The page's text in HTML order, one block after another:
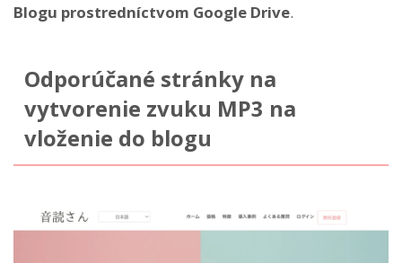
Blogu prostredníctvom Google Drive.
Odporúčané stránky na
vytvorenie zvuku MP3 na
vloženie do blogu